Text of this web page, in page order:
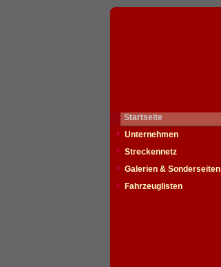
Startseite
Unternehmen
Streckennetz
Galerien & Sonderseiten
Fahrzeuglisten